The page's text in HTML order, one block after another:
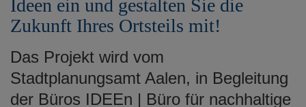
Ideen ein und gestalten Sie die
Zukunft Ihres Ortsteils mit!
Das Projekt wird vom
Stadtplanungsamt Aalen, in Begleitung
der Büros IDEEn | Büro für nachhaltige